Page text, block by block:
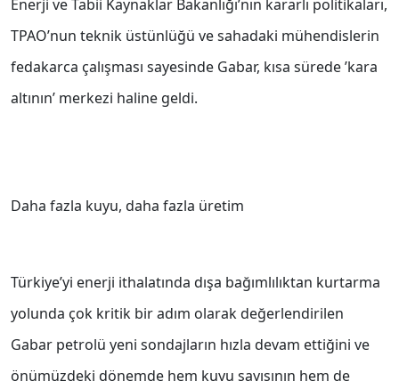
Enerji ve Tabii Kaynaklar Bakanlığı’nın kararlı politikaları,
TPAO’nun teknik üstünlüğü ve sahadaki mühendislerin
fedakarca çalışması sayesinde Gabar, kısa sürede ’kara
altının’ merkezi haline geldi.
Daha fazla kuyu, daha fazla üretim
Türkiye’yi enerji ithalatında dışa bağımlılıktan kurtarma
yolunda çok kritik bir adım olarak değerlendirilen
Gabar petrolü yeni sondajların hızla devam ettiğini ve
önümüzdeki dönemde hem kuyu sayısının hem de